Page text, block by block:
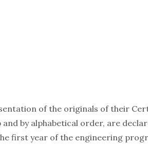
of the originals of their
and by alphabetical order, are
first year of the engineering